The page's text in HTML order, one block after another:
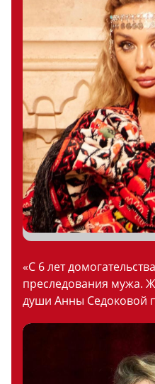
«С 6 лет
преследования мужа.
души Анны Седоковой